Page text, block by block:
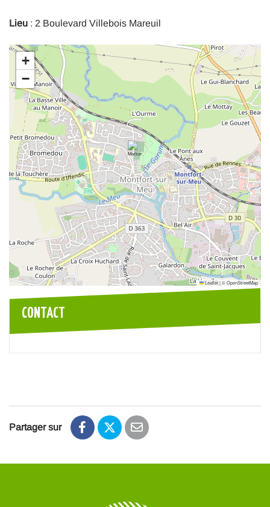
Lieu : 2 Boulevard Villebois Mareuil
+
−
Leaflet|©OpenStreetMap
CONTACT
Partager sur